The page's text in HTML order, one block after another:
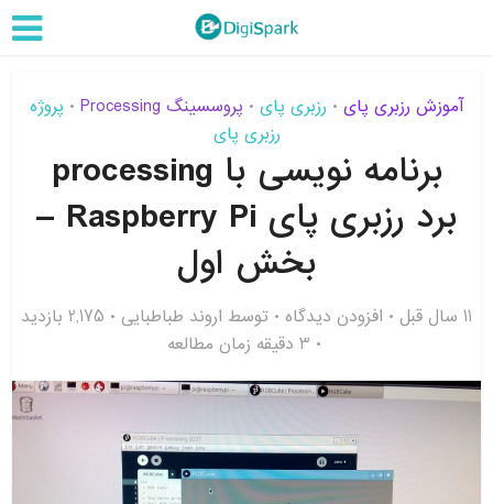
آموزش رزبری پای • رزبری پای • پروسسینگ Processing • پروژه
رزبری پای
برنامه نویسی با processing
برد رزبری پای Raspberry Pi –
بخش اول
11 سال قبل افزودن دیدگاه توسط اروند طباطبایی
2,175 بازدید
3 دقیقه زمان مطالعه